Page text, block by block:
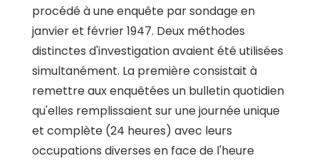
procédé à une enquête par sondage en
janvier et février 1947. Deux méthodes
distinctes d'investigation avaient été utilisées
simultanément. La première consistait à
remettre aux enquêtées un bulletin quotidien
qu'elles remplissaient sur une journée unique
et complète (24 heures) avec leurs
occupations diverses en face de l'heure